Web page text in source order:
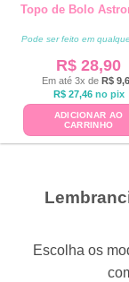
Topo de Bolo
Pode ser feito em
R$ 28,90
Em até 3x de R$
R$27,46 no pix
ADICIONAR AO
CARRINHO
Escolha os